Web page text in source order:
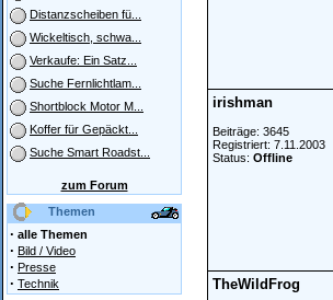
Distanzscheiben fü...
Wickeltisch, schwa...
Verkaufe: Ein Satz...
Suche Fernlichtlam...
Shortblock Motor M...
Koffer für Gepäckt...
Suche Smart Roadst...
zum Forum
Themen
· alle Themen
· Bild / Video
· Presse
· Technik
irishman
Beiträge: 3645
Registriert: 7.11.2003
Status: Offline
TheWildFrog